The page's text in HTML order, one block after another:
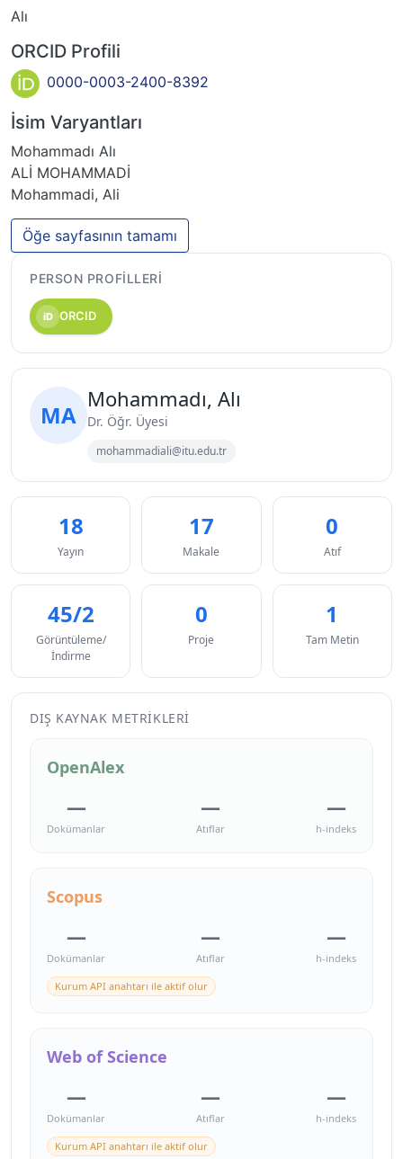
Alı
ORCID Profili
0000-0003-2400-8392
İsim Varyantları
Mohammadı Alı
ALİ MOHAMMADİ
Mohammadi, Ali
Öğe sayfasının tamamı
PERSON PROFILLERI
iD ORCID
MA
Mohammadı, Alı
Dr. Öğr. Üyesi
mohammadiali@itu.edu.tr
18
Yayın
17
Makale
0
Atıf
45/2
Görüntüleme/
İndirme
0
Proje
1
Tam Metin
DIŞ KAYNAK METRIKLERI
OpenAlex
—
Dokümanlar
—
Atıflar
—
h-indeks
Scopus
—
Dokümanlar
—
Atıflar
—
h-indeks
Kurum API anahtarı ile aktif olur
Web of Science
—
Dokümanlar
—
Atıflar
—
h-indeks
Kurum API anahtarı ile aktif olur